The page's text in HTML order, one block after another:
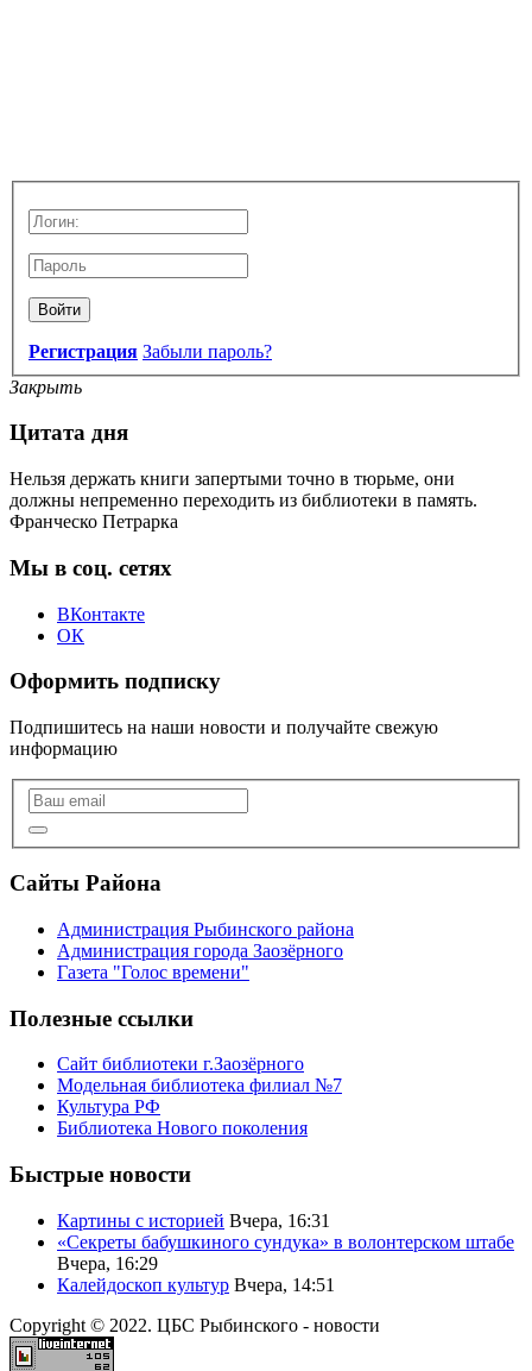
Войти
Регистрация Забыли пароль?
Закрыть
Цитата дня
Нельзя держать книги запертыми точно в тюрьме, они
должны непременно переходить из библиотеки в память.
Франческо Петрарка
Мы в соц. сетях
ВКонтакте
ОК
Оформить подписку
Подпишитесь на наши новости и получайте свежую
информацию
Сайты Района
Администрация Рыбинского района
Администрация города Заозёрного
Газета "Голос времени"
Полезные ссылки
Сайт библиотеки г.Заозёрного
Модельная библиотека филиал №7
Культура РФ
Библиотека Нового поколения
Быстрые новости
Картины с историей Вчера, 16:31
«Секреты бабушкиного сундука» в волонтерском штабе
Вчера, 16:29
Калейдоскоп культур Вчера, 14:51
Copyright © 2022. ЦБС Рыбинского - новости